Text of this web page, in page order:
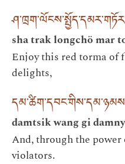
sha trak longchö mar
Enjoy this red torma of
delights,
damtsik wang gi
And, through the power
violators.